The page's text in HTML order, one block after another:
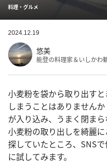
料理・グルメ
2024.12.19
悠美
能登の料理家＆いしかわ
小麦粉を袋から取り出す
しまうことはありません
が入り込み、うまく閉ま
小麦粉の取り出しを綺麗
探していたところ、SNS
に試してみます。